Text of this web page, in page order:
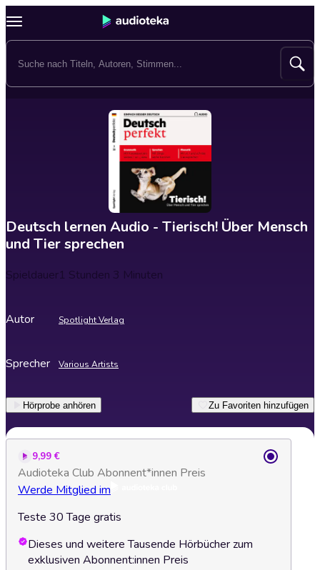
Deutsch lernen Audio - Tierisch! Über Mensch
und Tier sprechen
Spieldauer1 Stunden 3 Minuten
Autor Spotlight Verlag
Sprecher Various Artists
Hörprobe anhören Zu Favoriten hinzufügen
9,99 €
Audioteka Club Abonnent*innen Preis
Werde Mitglied im
Teste 30 Tage gratis
Dieses und weitere Tausende Hörbücher zum
exklusiven Abonnent:innen Preis